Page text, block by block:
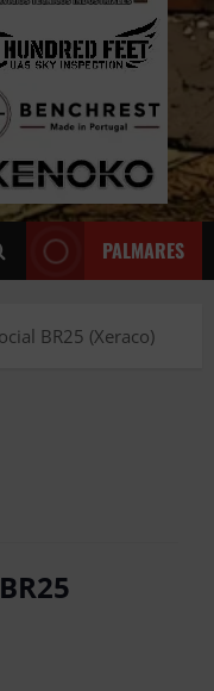
PALMARES
BR25 (Xeraco)